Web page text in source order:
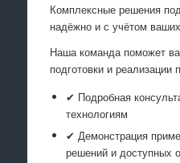
Комплексные решения
надёжно и с учётом
Наша команда поможет
подготовки и реализации
✔ Подробная
технологиям
✔ Демонстрация
решений и доступных